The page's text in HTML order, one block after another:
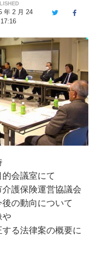
年 2 月 24
17:16
TwitterFacebook
会議室にて
護保険運営協議会
の動向について
や
る法律案の概要に